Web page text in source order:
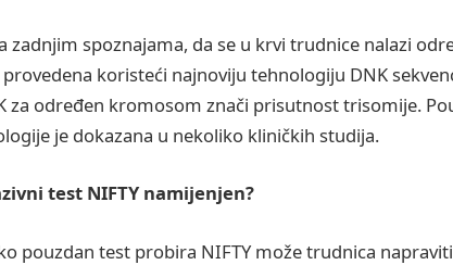
zadnjim spoznajama, da se u krvi trudnice nalazi
koristeći najnoviju tehnologiju DNK
za određen kromosom znači prisutnost trisomije.
je dokazana u nekoliko kliničkih studija.
test NIFTY namijenjen?
pouzdan test probira NIFTY može trudnica